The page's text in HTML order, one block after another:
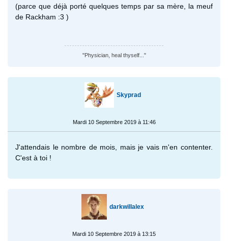
(parce que déjà porté quelques temps par sa mère, la meuf
de Rackham :3 )
"Physician, heal thyself..."
Skyprad
Mardi 10 Septembre 2019 à 11:46
J'attendais le nombre de mois, mais je vais m'en contenter.
C'est à toi !
darkwillalex
Mardi 10 Septembre 2019 à 13:15